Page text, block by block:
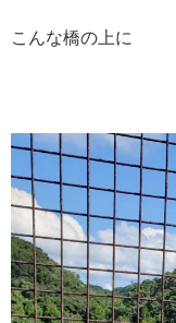
こんな橋の上に